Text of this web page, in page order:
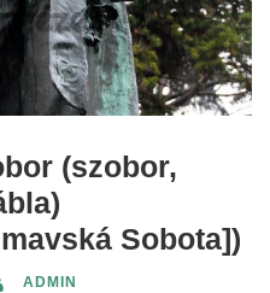
(szobor,
Sobota])
ADMIN